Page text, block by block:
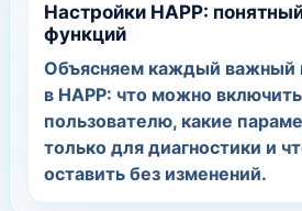
Настройки HAPP:
функций
Объясняем каждый важный
в HAPP: что можно
пользователю, какие
только для диагностики и
оставить без изменений.